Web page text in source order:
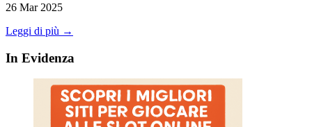
26 Mar 2025
Leggi di più →
In Evidenza